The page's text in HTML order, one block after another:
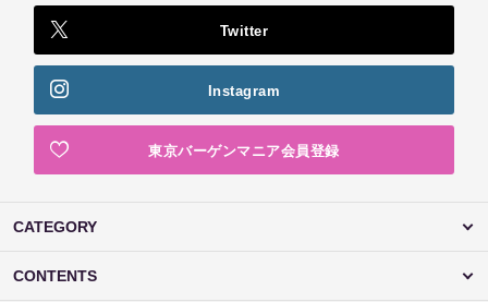
Twitter
Instagram
東京バーゲンマニア会員登録
CATEGORY
CONTENTS